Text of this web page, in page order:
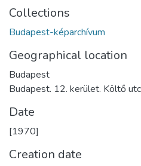
Collections
Budapest-képarchívum
Geographical location
Budapest
Budapest. 12. kerület. Költő
Date
[1970]
Creation date